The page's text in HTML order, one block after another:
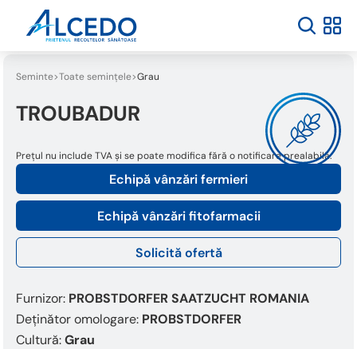
Seminte Toate semințele Grau
TROUBADUR
Echipă vânzări fermieri
Echipă vânzări fitofarmacii
Solicită ofertă
Prețul nu include TVA și se poate modifica fără o notificare prealabilă.
Furnizor: PROBSTDORFER SAATZUCHT ROMANIA
Deținător omologare: PROBSTDORFER
Cultură:Grau